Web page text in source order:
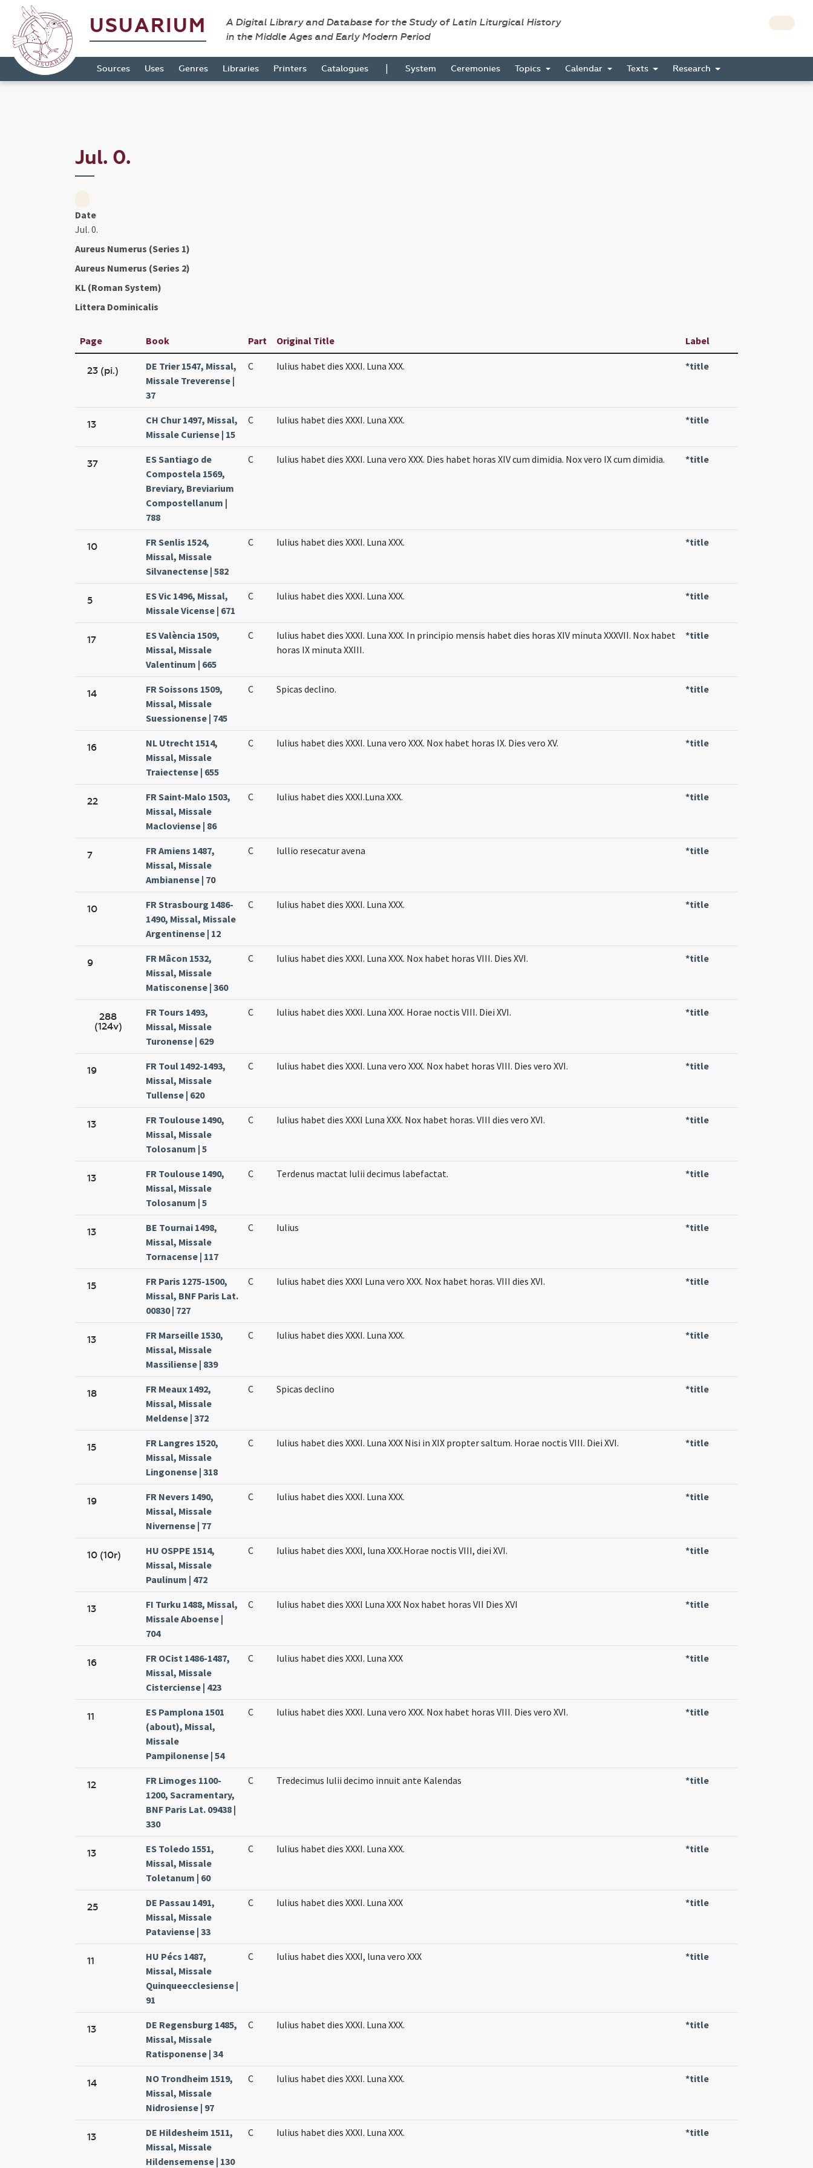
USUARIUM
A Digital Library and Database for the Study of Latin Liturgical History
in the Middle Ages and Early Modern Period
Sources Uses Genres Libraries Printers Catalogues | System Ceremonies Topics Calendar Texts Research
Jul. 0.
Date
Jul. 0.
Aureus Numerus (Series 1)
Aureus Numerus (Series 2)
KL (Roman System)
Littera Dominicalis
Page Book Part Original Title Label
23 (pi.)
DE Trier 1547, Missal,
Missale Treverense |
37
C Iulius habet dies XXXI. Luna XXX. *title
13
CH Chur 1497, Missal,
Missale Curiense | 15
C Iulius habet dies XXXI. Luna XXX. *title
37
ES Santiago de
Compostela 1569,
Breviary, Breviarium
Compostellanum |
788
C Iulius habet dies XXXI. Luna vero XXX. Dies habet horas XIV cum dimidia. Nox vero IX cum dimidia. *title
10
FR Senlis 1524,
Missal, Missale
Silvanectense | 582
C Iulius habet dies XXXI. Luna XXX. *title
5
ES Vic 1496, Missal,
Missale Vicense | 671
C Iulius habet dies XXXI. Luna XXX. *title
17
ES València 1509,
Missal, Missale
Valentinum | 665
C
Iulius habet dies XXXI. Luna XXX. In principio mensis habet dies horas XIV minuta XXXVII. Nox habet
horas IX minuta XXIII.
*title
14
FR Soissons 1509,
Missal, Missale
Suessionense | 745
C Spicas declino. *title
16
NL Utrecht 1514,
Missal, Missale
Traiectense | 655
C Iulius habet dies XXXI. Luna vero XXX. Nox habet horas IX. Dies vero XV. *title
22
FR Saint-Malo 1503,
Missal, Missale
Macloviense | 86
C Iulius habet dies XXXI.Luna XXX. *title
7
FR Amiens 1487,
Missal, Missale
Ambianense | 70
C Iullio resecatur avena *title
10
FR Strasbourg 1486-
1490, Missal, Missale
Argentinense | 12
C Iulius habet dies XXXI. Luna XXX. *title
9
FR Mâcon 1532,
Missal, Missale
Matisconense | 360
C Iulius habet dies XXXI. Luna XXX. Nox habet horas VIII. Dies XVI. *title
288
(124v)
FR Tours 1493,
Missal, Missale
Turonense | 629
C Iulius habet dies XXXI. Luna XXX. Horae noctis VIII. Diei XVI. *title
19
FR Toul 1492-1493,
Missal, Missale
Tullense | 620
C Iulius habet dies XXXI. Luna vero XXX. Nox habet horas VIII. Dies vero XVI. *title
13
FR Toulouse 1490,
Missal, Missale
Tolosanum | 5
C Iulius habet dies XXXI Luna XXX. Nox habet horas. VIII dies vero XVI. *title
13
FR Toulouse 1490,
Missal, Missale
Tolosanum | 5
C Terdenus mactat Iulii decimus labefactat. *title
13
BE Tournai 1498,
Missal, Missale
Tornacense | 117
C Iulius *title
15
FR Paris 1275-1500,
Missal, BNF Paris Lat.
00830 | 727
C Iulius habet dies XXXI Luna vero XXX. Nox habet horas. VIII dies XVI. *title
13
FR Marseille 1530,
Missal, Missale
Massiliense | 839
C Iulius habet dies XXXI. Luna XXX. *title
18
FR Meaux 1492,
Missal, Missale
Meldense | 372
C Spicas declino *title
15
FR Langres 1520,
Missal, Missale
Lingonense | 318
C Iulius habet dies XXXI. Luna XXX Nisi in XIX propter saltum. Horae noctis VIII. Diei XVI. *title
19
FR Nevers 1490,
Missal, Missale
Nivernense | 77
C Iulius habet dies XXXI. Luna XXX. *title
10 (10r)
HU OSPPE 1514,
Missal, Missale
Paulinum | 472
C Iulius habet dies XXXI, luna XXX.Horae noctis VIII, diei XVI. *title
13
FI Turku 1488, Missal,
Missale Aboense |
704
C Iulius habet dies XXXI Luna XXX Nox habet horas VII Dies XVI *title
16
FR OCist 1486-1487,
Missal, Missale
Cisterciense | 423
C Iulius habet dies XXXI. Luna XXX *title
11
ES Pamplona 1501
(about), Missal,
Missale
Pampilonense | 54
C Iulius habet dies XXXI. Luna vero XXX. Nox habet horas VIII. Dies vero XVI. *title
12
FR Limoges 1100-
1200, Sacramentary,
BNF Paris Lat. 09438 |
330
C Tredecimus Iulii decimo innuit ante Kalendas *title
13
ES Toledo 1551,
Missal, Missale
Toletanum | 60
C Iulius habet dies XXXI. Luna XXX. *title
25
DE Passau 1491,
Missal, Missale
Pataviense | 33
C Iulius habet dies XXXI. Luna XXX *title
11
HU Pécs 1487,
Missal, Missale
Quinqueecclesiense |
91
C Iulius habet dies XXXI, luna vero XXX *title
13
DE Regensburg 1485,
Missal, Missale
Ratisponense | 34
C Iulius habet dies XXXI. Luna XXX. *title
14
NO Trondheim 1519,
Missal, Missale
Nidrosiense | 97
C Iulius habet dies XXXI. Luna XXX. *title
13
DE Hildesheim 1511,
Missal, Missale
Hildensemense | 130
C Iulius habet dies XXXI. Luna XXX. *title